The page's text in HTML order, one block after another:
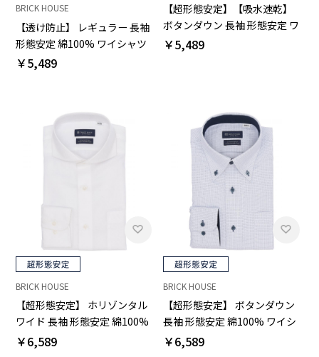
BRICK HOUSE
【透け防止】 レギュラー 長袖
形態安定 綿100% ワイシャツ
白無地
￥5,489
【超形態安定】【吸水速乾】
ボタンダウン 長袖 形態安定 ワ
イシャツ
￥5,489
BRICK HOUSE
【超形態安定】 ホリゾンタル
ワイド 長袖 形態安定 綿100%
ワイシャツ
￥6,589
BRICK HOUSE
【超形態安定】 ボタンダウン
長袖 形態安定 綿100% ワイシ
ャツ
￥6,589